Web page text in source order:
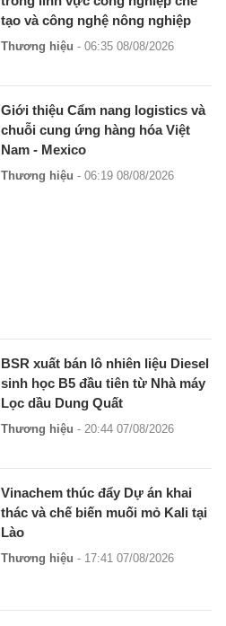
tạo và công nghệ nông nghiệp
Thương hiệu - 06:35 08/08/2026
Giới thiệu Cẩm nang logistics và
chuỗi cung ứng hàng hóa Việt
Nam - Mexico
Thương hiệu - 06:19 08/08/2026
BSR xuất bán lô nhiên liệu Diesel
sinh học B5 đầu tiên từ Nhà máy
Lọc dầu Dung Quất
Thương hiệu - 20:44 07/08/2026
Vinachem thúc đẩy Dự án khai
thác và chế biến muối mỏ Kali tại
Lào
Thương hiệu - 17:41 07/08/2026